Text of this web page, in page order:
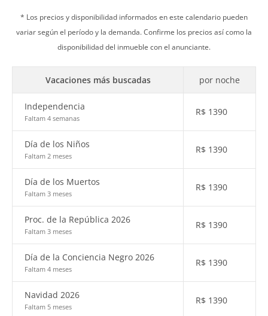
* Los precios y disponibilidad informados en este calendario pueden
variar según el período y la demanda. Confirme los precios así como la
disponibilidad del inmueble con el anunciante.
Vacaciones más buscadas por noche
Independencia
Faltam 4 semanas
R$ 1390
Día de los Niños
Faltam 2 meses
R$ 1390
Día de los Muertos
Faltam 3 meses
R$ 1390
Proc. de la República 2026
Faltam 3 meses
R$ 1390
Día de la Conciencia Negro 2026
Faltam 4 meses
R$ 1390
Navidad 2026
Faltam 5 meses
R$ 1390